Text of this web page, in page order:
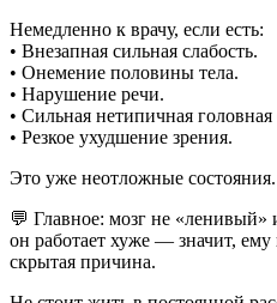
Немедленно к врачу, если есть:
• Внезапная сильная слабость.
• Онемение половины тела.
• Нарушение речи.
• Сильная нетипичная головная
• Резкое ухудшение зрения.
Это уже неотложные состояния.
💬 Главное: мозг не «ленивый»
он работает хуже — значит, ему
скрытая причина.